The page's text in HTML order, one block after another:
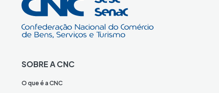
SOBRE A CNC
O que é a CNC